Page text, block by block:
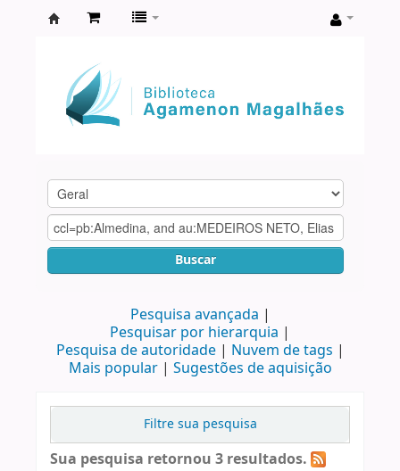
Agamenon
Magalhães
Buscar
Pesquisa avançada
Pesquisar por hierarquia
Pesquisa de autoridade
Nuvem de tags
Mais popular
Sugestões de aquisição
Filtre sua pesquisa
Sua pesquisa retornou 3 resultados.